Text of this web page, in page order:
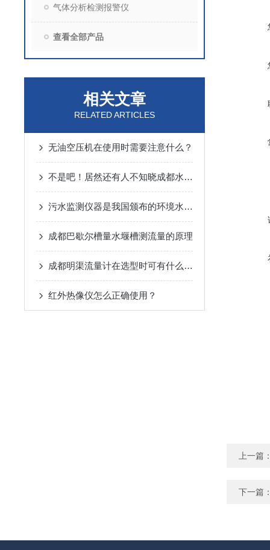
气体分析检测报警仪
查看全部产品
相关文章
RELATED ARTICLES
无油空压机在使用时需要注意什么？
不是吧！居然还有人不知晓成都水质采样器功能的
污水监测仪器是我国颁布的环境水质标准的主要监测指标之一
成都巴歇尔槽量水堰槽测流量的原理
成都明渠流量计在选型时可有什么注意的地方呢？
红外热像仪怎么正确使用？
上一篇
下一篇